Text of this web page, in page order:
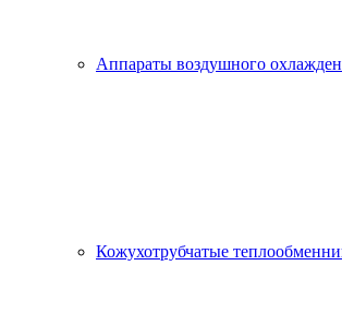
Аппараты воздушного
Кожухотрубчатые